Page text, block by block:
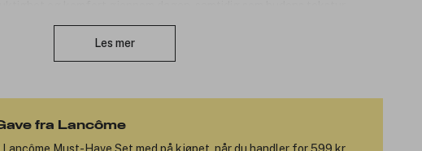
Resultatet er et langvarig og profesjonelt utseende med en lett og
Les mer
fra Lancôme
Lancôme Must-Have Set med på kjøpet, når du handler for 599 kr